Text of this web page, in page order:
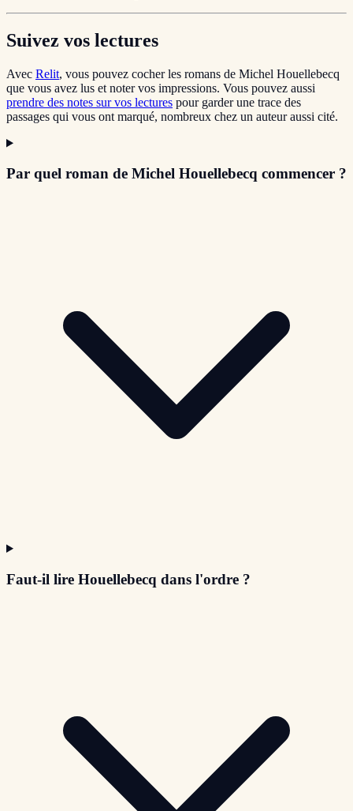
Suivez vos lectures
Avec Relit, vous pouvez cocher les romans de Michel Houellebecq
que vous avez lus et noter vos impressions. Vous pouvez aussi
prendre des notes sur vos lectures pour garder une trace des
passages qui vous ont marqué, nombreux chez un auteur aussi cité.
Par quel roman de Michel Houellebecq commencer ?
Faut-il lire Houellebecq dans l'ordre ?